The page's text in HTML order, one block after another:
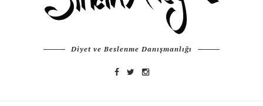
Diyet ve Beslenme Danışmanlığı